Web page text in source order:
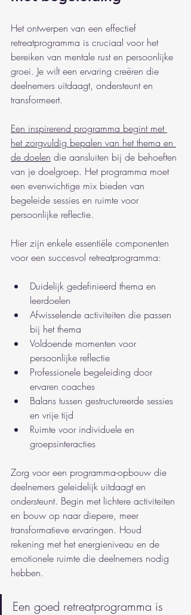
Het ontwerpen van een effectief
retreatprogramma is cruciaal voor het
bereiken van mentale rust en persoonlijke
groei. Je wilt een ervaring creëren die
deelnemers uitdaagt, ondersteunt en
transformeert.
Een inspirerend programma begint met
het zorgvuldig bepalen van het thema en
de doelen die aansluiten bij de behoeften
van je doelgroep. Het programma moet
een evenwichtige mix bieden van
begeleide sessies en ruimte voor
persoonlijke reflectie.
Hier zijn enkele essentiële componenten
voor een succesvol retreatprogramma:
Duidelijk gedefinieerd thema en
leerdoelen
Afwisselende activiteiten die passen
bij het thema
Voldoende momenten voor
persoonlijke reflectie
Professionele begeleiding door
ervaren coaches
Balans tussen gestructureerde sessies
en vrije tijd
Ruimte voor individuele en
groepsinteracties
Zorg voor een programma-opbouw die
deelnemers geleidelijk uitdaagt en
ondersteunt. Begin met lichtere activiteiten
en bouw op naar diepere, meer
transformatieve ervaringen. Houd
rekening met het energieniveau en de
emotionele ruimte die deelnemers nodig
hebben.
Een goed retreatprogramma is